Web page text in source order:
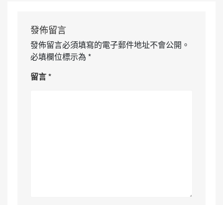
發佈留言
發佈留言必須填寫的電子郵件地址不會公開。
必填欄位標示為 *
留言*